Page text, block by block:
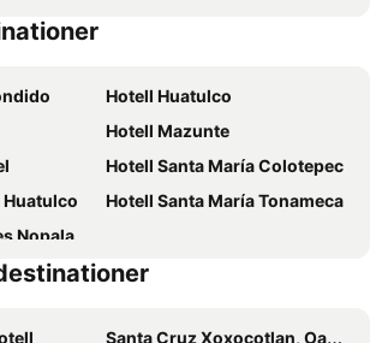
Hotell Huatulco
Hotell Mazunte
Hotell Santa María Colotepec
Huatulco
Hotell Santa María Tonameca
Nopala
Santa Cruz Xoxocotlan, Oaxaca Hotell